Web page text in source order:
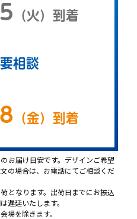
（火） 到着
要相談
（金） 到着
お届け目安です。デザインご希望
の場合は、お電話にてご相談くだ
となります。出荷日までにお振込
遅延いたします。
場を除きます。